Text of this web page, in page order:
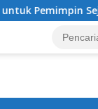
Sejati